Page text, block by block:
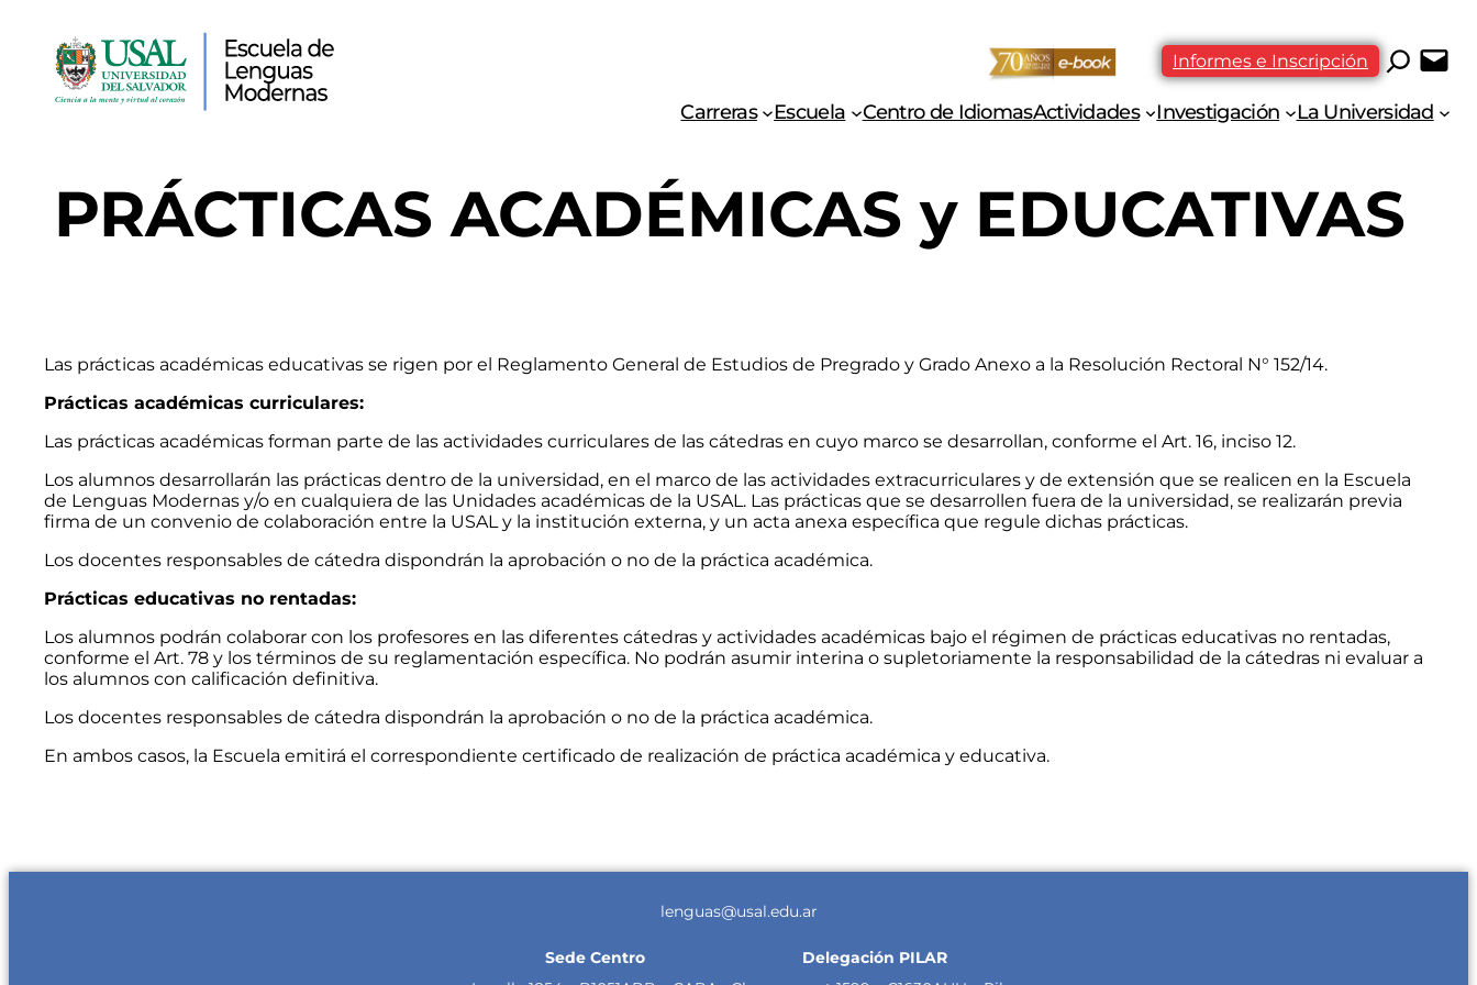
contenido
Informes e Inscripción
Carreras Escuela Centro de IdiomasActividades Investigación La Universidad
PRÁCTICAS ACADÉMICAS y EDUCATIVAS
Las prácticas académicas educativas se rigen por el Reglamento General de Estudios de Pregrado y Grado Anexo a la Resolución Rectoral N° 152/14.
Prácticas académicas curriculares:
Las prácticas académicas forman parte de las actividades curriculares de las cátedras en cuyo marco se desarrollan, conforme el Art. 16, inciso 12.
Los alumnos desarrollarán las prácticas dentro de la universidad, en el marco de las actividades extracurriculares y de extensión que se realicen en la Escuela
de Lenguas Modernas y/o en cualquiera de las Unidades académicas de la USAL. Las prácticas que se desarrollen fuera de la universidad, se realizarán previa
firma de un convenio de colaboración entre la USAL y la institución externa, y un acta anexa específica que regule dichas prácticas.
Los docentes responsables de cátedra dispondrán la aprobación o no de la práctica académica.
Prácticas educativas no rentadas:
Los alumnos podrán colaborar con los profesores en las diferentes cátedras y actividades académicas bajo el régimen de prácticas educativas no rentadas,
conforme el Art. 78 y los términos de su reglamentación específica. No podrán asumir interina o supletoriamente la responsabilidad de la cátedras ni evaluar a
los alumnos con calificación definitiva.
Los docentes responsables de cátedra dispondrán la aprobación o no de la práctica académica.
En ambos casos, la Escuela emitirá el correspondiente certificado de realización de práctica académica y educativa.
lenguas@usal.edu.ar
Sede Centro
Delegación PILAR